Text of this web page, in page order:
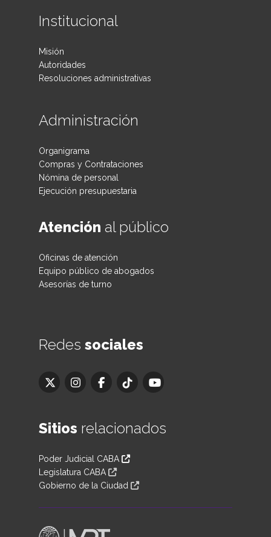
Institucional
Misión
Autoridades
Resoluciones administrativas
Administración
Organigrama
Compras y Contrataciones
Nómina de personal
Ejecución presupuestaria
Atención al público
Oficinas de atención
Equipo público de abogados
Asesorías de turno
Redes sociales
Sitios relacionados
Poder Judicial CABA
Legislatura CABA
Gobierno de la Ciudad